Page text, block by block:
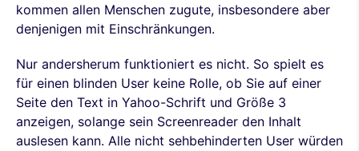
kommen allen Menschen zugute, insbesondere aber
denjenigen mit Einschränkungen.
Nur andersherum funktioniert es nicht. So spielt es
für einen blinden User keine Rolle, ob Sie auf einer
Seite den Text in Yahoo-Schrift und Größe 3
anzeigen, solange sein Screenreader den Inhalt
auslesen kann. Alle nicht sehbehinderten User würden